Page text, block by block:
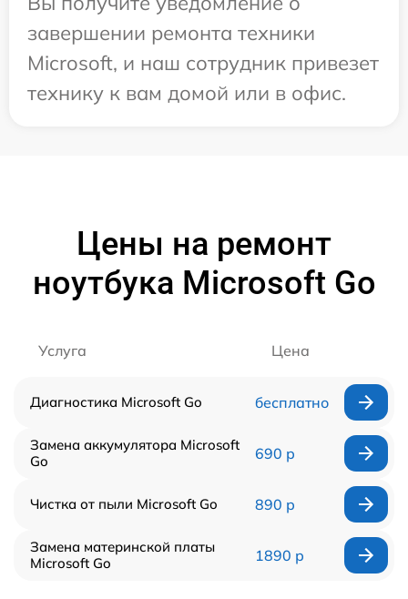
завершении ремонта техники
Microsoft, и наш сотрудник привезет
технику к вам домой или в офис.
Цены на ремонт
ноутбука Microsoft Go
Услуга Цена
Диагностика Microsoft Go бесплатно
Замена аккумулятора Microsoft
Go
690 р
Чистка от пыли Microsoft Go 890 р
Замена материнской платы
Microsoft Go
1890 р